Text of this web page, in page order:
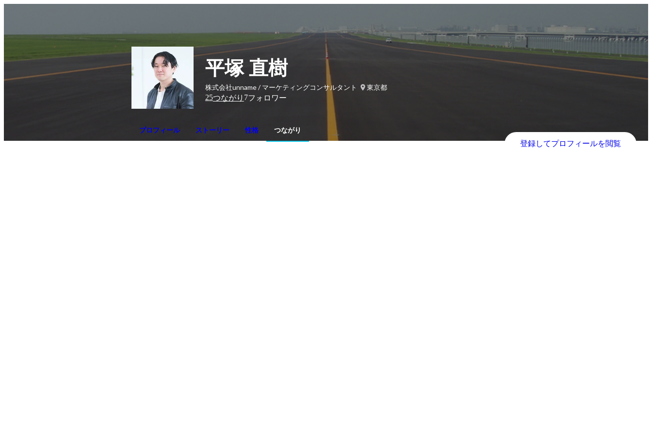
平塚 直樹
株式会社unname / マーケティングコンサルタント
東京都
25つながり 7フォロワー
プロフィール ストーリー 性格 つながり
登録してプロフィールを閲覧